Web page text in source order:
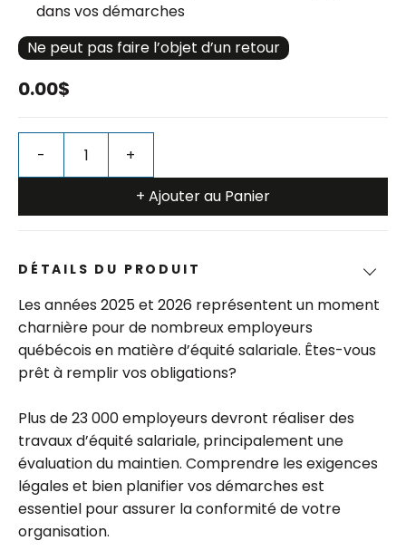
dans vos démarches
Ne peut pas faire l’objet d’un retour
0.00$
+ Ajouter au Panier
DÉTAILS DU PRODUIT
Les années 2025 et 2026 représentent un moment
charnière pour de nombreux employeurs
québécois en matière d’équité salariale. Êtes-vous
prêt à remplir vos obligations?
Plus de 23 000 employeurs devront réaliser des
travaux d’équité salariale, principalement une
évaluation du maintien. Comprendre les exigences
légales et bien planifier vos démarches est
essentiel pour assurer la conformité de votre
organisation.